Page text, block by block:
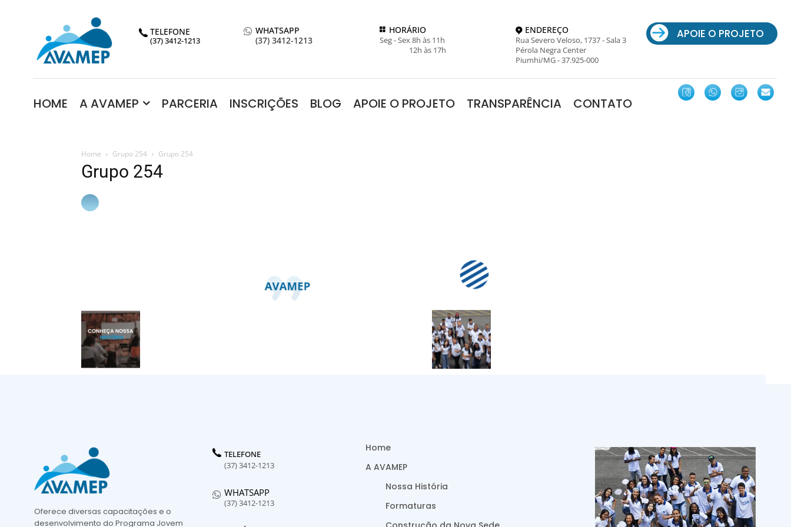
TELEFONE
WHATSAPP
(37) 3412-1213
(37) 3412-1213
HORÁRIO
Seg - Sex 8h às 11h
12h às 17h
ENDEREÇO
Rua Severo Veloso, 1737 - Sala 3
Pérola Negra Center
Piumhi/MG - 37.925-000
APOIE O PROJETO
HOME A AVAMEP PARCERIA INSCRIÇÕES BLOG APOIE O PROJETO TRANSPARÊNCIA CONTATO
Home Grupo 254 Grupo 254
Grupo 254
Oferece diversas capacitações e o
desenvolvimento do Programa Jovem
TELEFONE
(37) 3412-1213
WHATSAPP
(37) 3412-1213
Home
A AVAMEP
Nossa História
Formaturas